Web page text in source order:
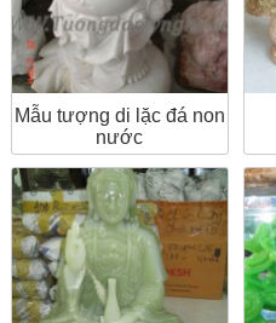
Mẫu tượng di lặc đá non
nước